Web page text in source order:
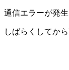
通信エラーが発生
しばらくしてか